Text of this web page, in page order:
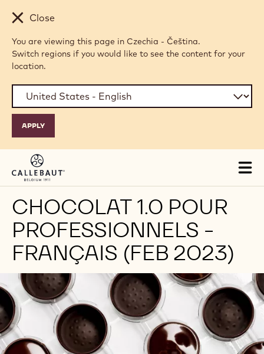
Skip to main content
Close
You are viewing this page in Czechia - Čeština.
Switch regions if you would like to see the content for your
location.
CHOCOLAT 1.0 POUR
PROFESSIONNELS -
FRANÇAIS (FEB 2023)